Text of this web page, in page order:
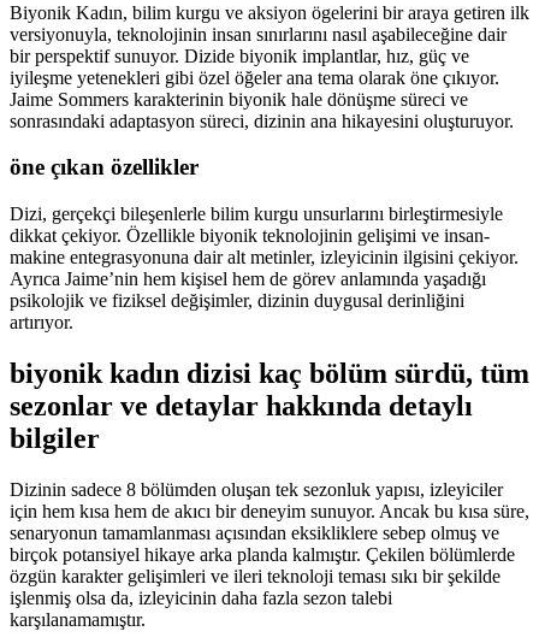
Biyonik Kadın, bilim kurgu ve aksiyon ögelerini bir araya getiren ilk
versiyonuyla, teknolojinin insan sınırlarını nasıl aşabileceğine dair
bir perspektif sunuyor. Dizide biyonik implantlar, hız, güç ve
iyileşme yetenekleri gibi özel öğeler ana tema olarak öne çıkıyor.
Jaime Sommers karakterinin biyonik hale dönüşme süreci ve
sonrasındaki adaptasyon süreci, dizinin ana hikayesini oluşturuyor.
öne çıkan özellikler
Dizi, gerçekçi bileşenlerle bilim kurgu unsurlarını birleştirmesiyle
dikkat çekiyor. Özellikle biyonik teknolojinin gelişimi ve insan-
makine entegrasyonuna dair alt metinler, izleyicinin ilgisini çekiyor.
Ayrıca Jaime’nin hem kişisel hem de görev anlamında yaşadığı
psikolojik ve fiziksel değişimler, dizinin duygusal derinliğini
artırıyor.
biyonik kadın dizisi kaç bölüm sürdü, tüm
sezonlar ve detaylar hakkında detaylı
bilgiler
Dizinin sadece 8 bölümden oluşan tek sezonluk yapısı, izleyiciler
için hem kısa hem de akıcı bir deneyim sunuyor. Ancak bu kısa süre,
senaryonun tamamlanması açısından eksikliklere sebep olmuş ve
birçok potansiyel hikaye arka planda kalmıştır. Çekilen bölümlerde
özgün karakter gelişimleri ve ileri teknoloji teması sıkı bir şekilde
işlenmiş olsa da, izleyicinin daha fazla sezon talebi
karşılanamamıştır.